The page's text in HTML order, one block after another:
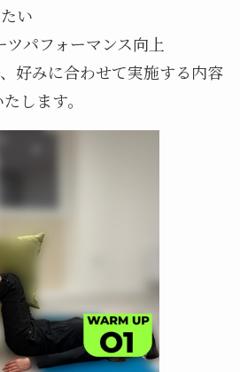
い
ツパフォーマンス向上
好みに合わせて実施する内容
します。